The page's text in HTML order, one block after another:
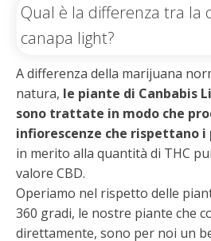
Qual è la differenza tra la
canapa light?
A differenza della marijuana
natura, le piante di Canbabis
sono trattate in modo che
infiorescenze che rispettano
in merito alla quantità di THC
valore CBD.
Operiamo nel rispetto delle
360 gradi, le nostre piante che
direttamente, sono per noi un